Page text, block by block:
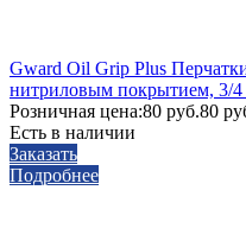
Gward Oil Grip Plus
нитриловым покрытием, 3/4
Розничная цена:80 руб.80
Есть в наличии
Заказать
Подробнее